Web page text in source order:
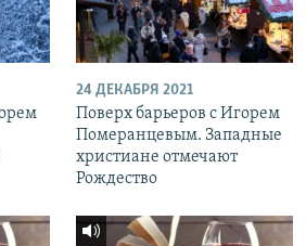
24 ДЕКАБРЯ 2021
Поверх барьеров с Игорем
Померанцевым. Западные
христиане отмечают
Рождество